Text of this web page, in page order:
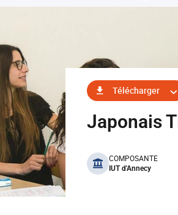
Télécharger
Japonais
benefits
COMPOSANTE
IUT d'Annecy